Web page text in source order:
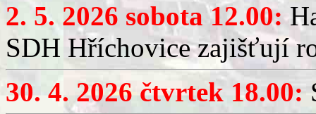
2. 5. 2026 sobota 12.00:
SDH Hříchovice zajišťují
30. 4. 2026 čtvrtek 18.00: